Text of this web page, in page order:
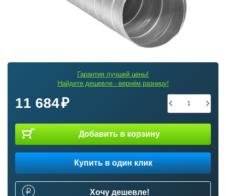
Гарантия лучшей цены!
Найдете дешевле - вернём разницу!
11 684
Добавить в корзину
Купить в один клик
Хочу дешевле!